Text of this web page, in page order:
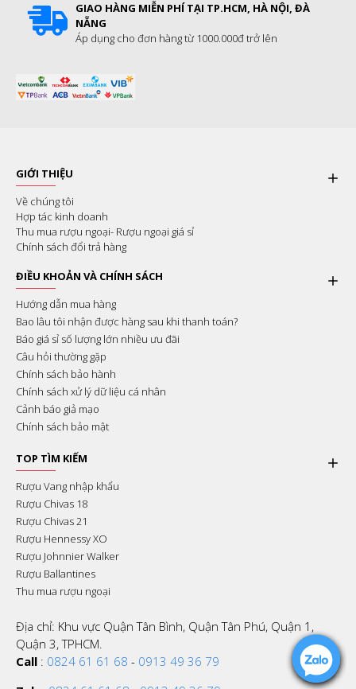
GIAO HÀNG MIỄN PHÍ TẠI TP.HCM, HÀ NỘI, ĐÀ
NẴNG
Áp dụng cho đơn hàng từ 1000.000đ trở lên
GIỚI THIỆU
Về chúng tôi
Hợp tác kinh doanh
Thu mua rượu ngoại- Rượu ngoại giá sỉ
Chính sách đổi trả hàng
ĐIỀU KHOẢN VÀ CHÍNH SÁCH
Hướng dẫn mua hàng
Bao lâu tôi nhận được hàng sau khi thanh toán?
Báo giá sỉ số lượng lớn nhiều ưu đãi
Câu hỏi thường gặp
Chính sách bảo hành
Chính sách xử lý dữ liệu cá nhân
Cảnh báo giả mạo
Chính sách bảo mật
TOP TÌM KIẾM
Rượu Vang nhập khẩu
Rượu Chivas 18
Rượu Chivas 21
Rượu Hennessy XO
Rượu Johnnier Walker
Rượu Ballantines
Thu mua rượu ngoại
Địa chỉ: Khu vực Quận Tân Bình, Quận Tân Phú, Quận 1,
Quận 3, TPHCM.
Call : 0824 61 61 68 - 0913 49 36 79